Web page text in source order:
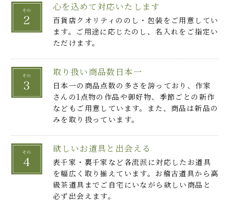
心を込めて対応いたします
百貨店クオリティののし・包装をご用意してい
ます。ご用途に応じたのし、名入れをご指定い
ただけます。
取り扱い商品数日本一
日本一の商品点数の多さを誇っており、作家
さんの1点物の作品や御好物、季節ごとの新作
などもご用意しています。また、商品は新品の
みを取り扱っています。
欲しいお道具と出会える
表千家・裏千家など各流派に対応したお道具
を幅広く取り揃えています。お稽古道具から高
級茶道具までご自宅にいながら欲しい商品と
必ず出会えます。